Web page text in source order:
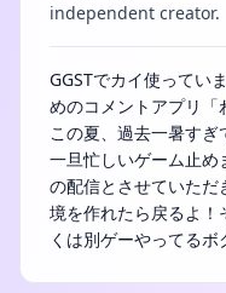
independent creator.
GGSTでカイ使ってい
めのコメントアプリ
この夏、過去一暑す
一旦忙しいゲーム止
の配信とさせていた
境を作れたら戻るよ
くは別ゲーやってるボ